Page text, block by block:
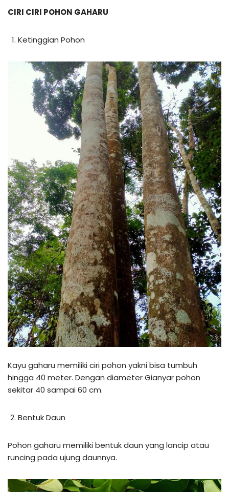
CIRI CIRI POHON GAHARU
Ketinggian Pohon
Kayu gaharu memiliki ciri pohon yakni bisa tumbuh
hingga 40 meter. Dengan diameter Gianyar pohon
sekitar 40 sampai 60 cm.
Bentuk Daun
Pohon gaharu memiliki bentuk daun yang lancip atau
runcing pada ujung daunnya.